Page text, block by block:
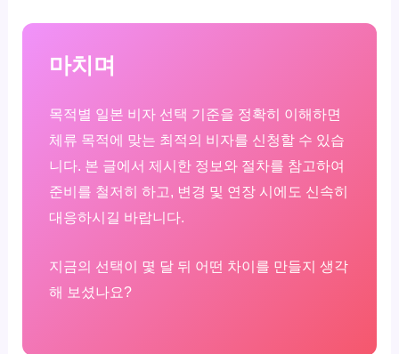
마치며
목적별 일본 비자 선택 기준을 정확히 이해하면
체류 목적에 맞는 최적의 비자를 신청할 수 있습
니다. 본 글에서 제시한 정보와 절차를 참고하여
준비를 철저히 하고, 변경 및 연장 시에도 신속히
대응하시길 바랍니다.
지금의 선택이 몇 달 뒤 어떤 차이를 만들지 생각
해 보셨나요?